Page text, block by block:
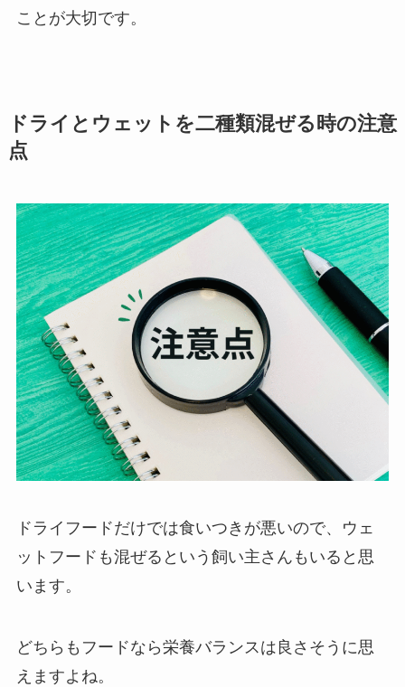
ことが大切です。
ドライとウェットを二種類混ぜる時の注意
点
ドライフードだけでは食いつきが悪いので、ウェ
ットフードも混ぜるという飼い主さんもいると思
います。
どちらもフードなら栄養バランスは良さそうに思
えますよね。